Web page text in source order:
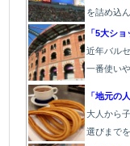
を詰め込
「5大シ
近年バル
一番使い
「地元の
大人から
選びまで